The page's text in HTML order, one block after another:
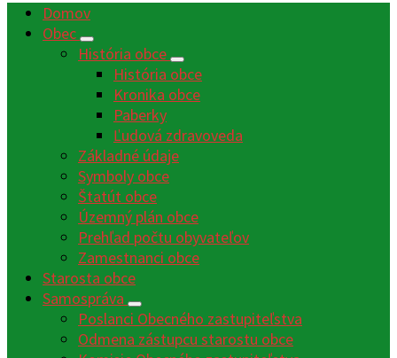
Domov
Obec
História obce
História obce
Kronika obce
Paberky
Ľudová zdravoveda
Základné údaje
Symboly obce
Štatút obce
Územný plán obce
Prehľad počtu obyvateľov
Zamestnanci obce
Starosta obce
Samospráva
Poslanci Obecného zastupiteľstva
Odmena zástupcu starostu obce